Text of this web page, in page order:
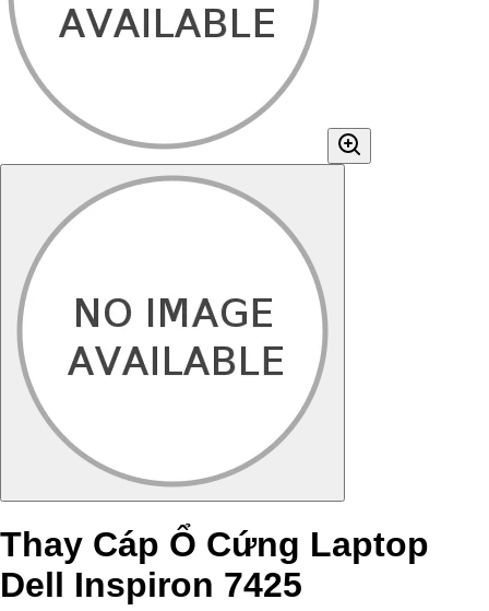
Thay Cáp Ổ Cứng Laptop
Dell Inspiron 7425